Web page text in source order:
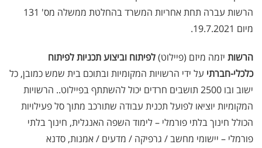
הרשות עברה תחת אחריות המשרד בהחלטת ממשלה מס' 131
מיום 19.7.2021
.
הרשות יזמה מיזם (פיילוט)לפיתוח וביצוע תכניות לפיתוח
כלכלי-חברתי על ידי הרשויות המקומיות ובתוכם בית שמש כמובן, כל
ישוב ובו 2500 תושבים חרדים יכול להשתתף בפיילוט.. הרשויות
המקומיות יוציאו לפועל תכנית עבודה שתורכב מתוך סל פעילויות
הכולל חינוך בלתי פורמלי – לימוד השפה האנגלית, חינוך בלתי
פורמלי – יישומי מחשב / גרפיקה / מדעים / אמנות, סדנא